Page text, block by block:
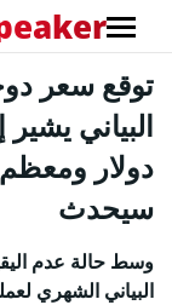
توقع سعر
دولار ومعظم
سيحدث
وسط حالة عدم
البياني الشهري